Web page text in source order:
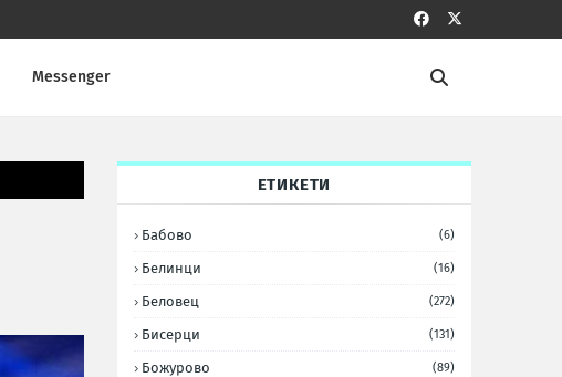
Messenger
ЕТИКЕТИ
Бабово (6)
Белинци (16)
Беловец (272)
Бисерци (131)
Божурово (89)